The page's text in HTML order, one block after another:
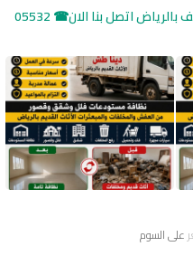
دينا طش الاثاث القديم والتالف بالرياض اتصل بنا الان☎ 05532
على السوم